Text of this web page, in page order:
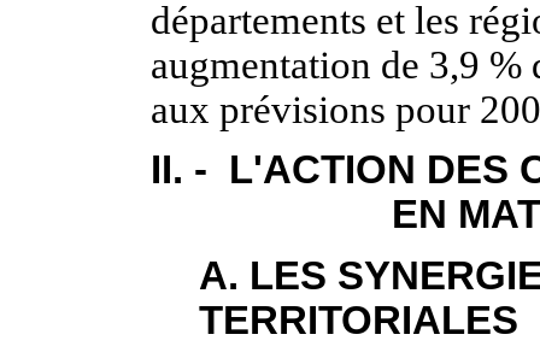
départements et les
augmentation de 3,9 %
aux prévisions pour
II. - L'ACTION DES
EN
A. LES
TERRITORIALES